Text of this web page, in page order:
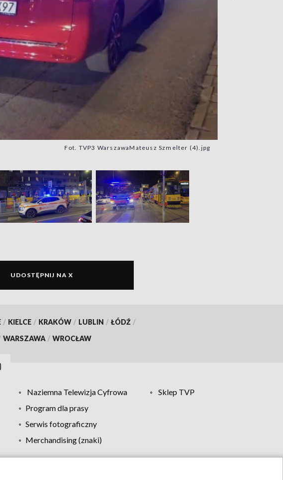
Fot. TVP3 WarszawaMateusz Szmelter (4).jpg
UDOSTĘPNIJ NA X
/ KIELCE / KRAKÓW / LUBLIN / ŁÓDŹ /
WARSZAWA / WROCŁAW
Naziemna Telewizja Cyfrowa
Sklep TVP
Program dla prasy
Serwis fotograficzny
Merchandising (znaki)